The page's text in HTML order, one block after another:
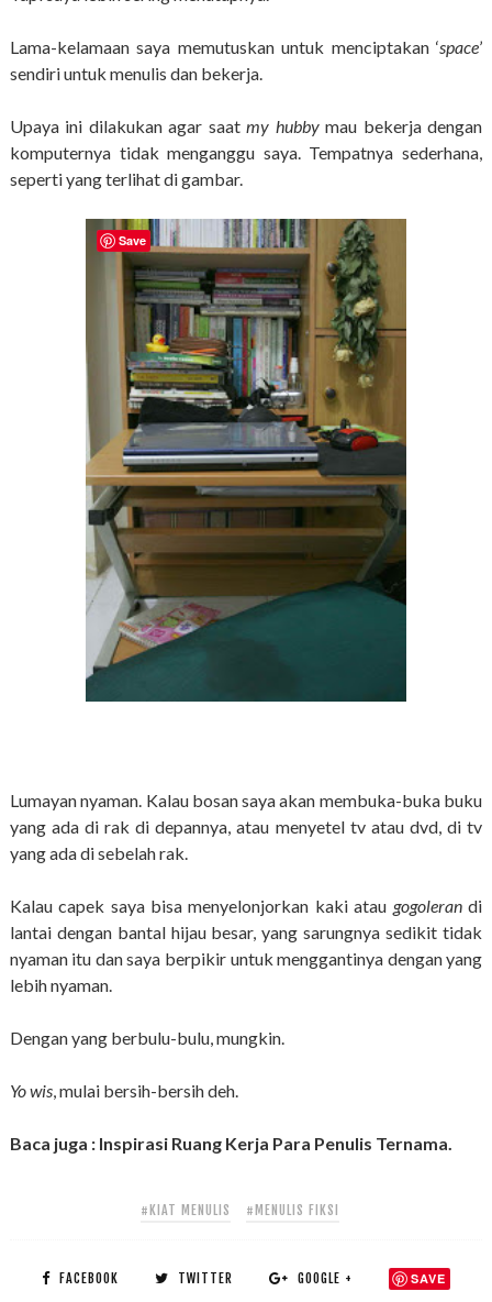
Lama-kelamaan saya memutuskan untuk menciptakan ‘space’
sendiri untuk menulis dan bekerja.
Upaya ini dilakukan agar saatmy hubbymau bekerja dengan
komputernya tidak menganggu saya. Tempatnya sederhana,
seperti yang terlihat di gambar.
Lumayan nyaman. Kalau bosan saya akan membuka-buka buku
yang ada di rak di depannya, atau menyetel tv atau dvd, di tv
yang ada di sebelah rak.
Kalau capek saya bisa menyelonjorkan kaki atau gogolerandi
lantai dengan bantal hijau besar, yang sarungnya sedikit tidak
nyaman itu dan saya berpikir untuk menggantinya dengan yang
lebih nyaman.
Dengan yang berbulu-bulu, mungkin.
Yo wis, mulai bersih-bersih deh.
Baca juga : Inspirasi Ruang Kerja Para Penulis Ternama.
#KIAT MENULIS #MENULIS FIKSI
FACEBOOK TWITTER GOOGLE + SAVE
Save